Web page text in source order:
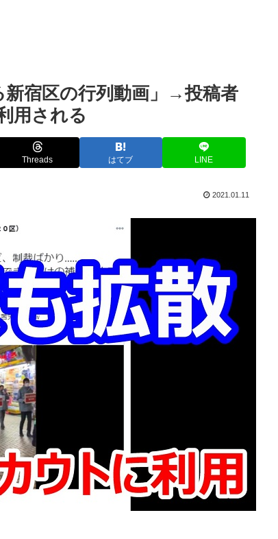
新宿区の行列動画」→投稿者
用される
Threads はてブ LINE
2021.01.11